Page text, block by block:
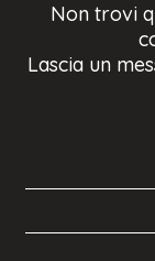
Non trovi
Lascia un